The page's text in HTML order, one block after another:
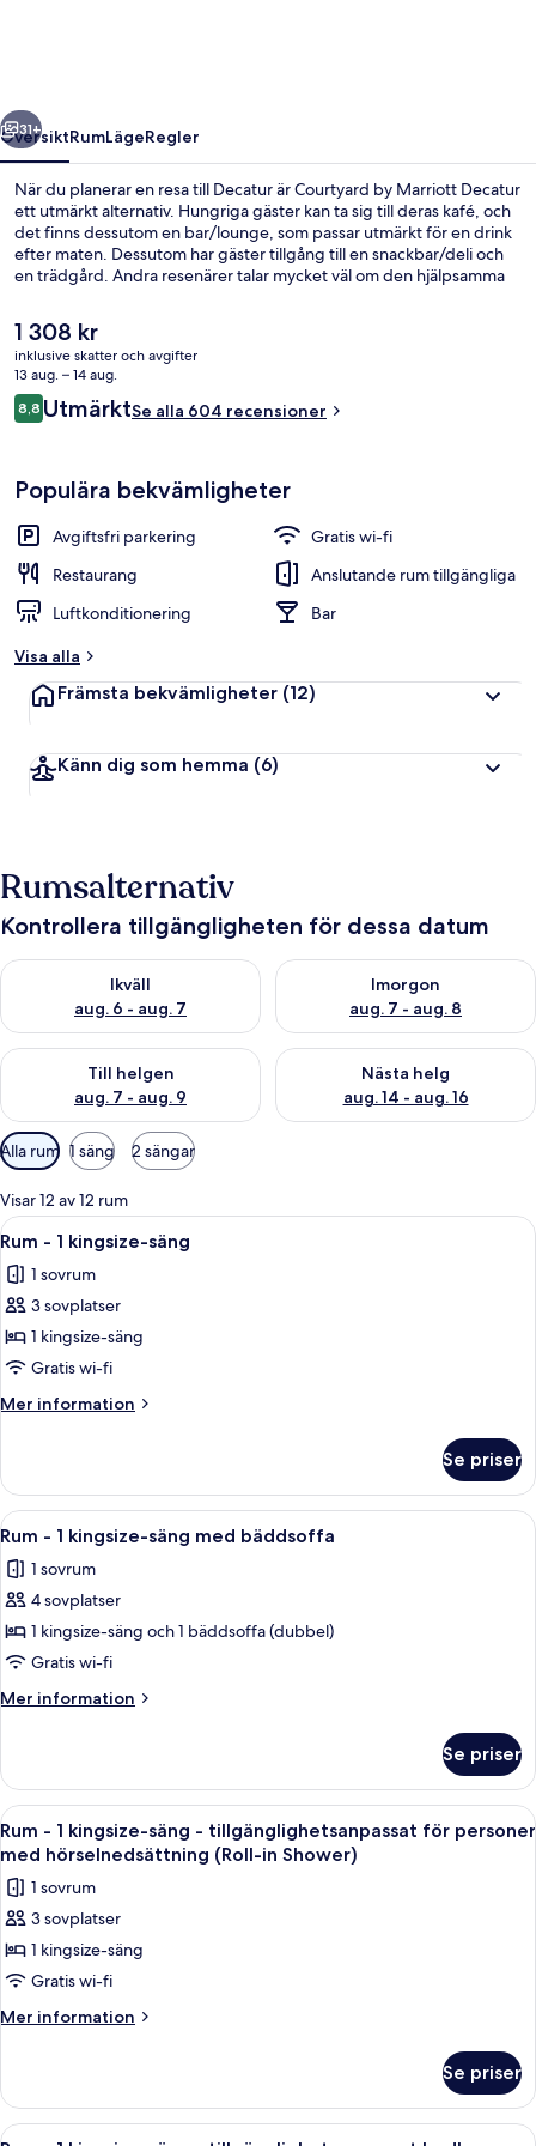
Nästa
31+
ÖversiktRumLägeRegler
När du planerar en resa till Decatur är Courtyard by Marriott Decatur
ett utmärkt alternativ. Hungriga gäster kan ta sig till deras kafé, och
det finns dessutom en bar/lounge, som passar utmärkt för en drink
efter maten. Dessutom har gäster tillgång till en snackbar/deli och
en trädgård. Andra resenärer talar mycket väl om den hjälpsamma
Det
nuvarande
priset
är
1 308 kr
1 308 kr
inklusive skatter och avgifter
13 aug. – 14 aug.
Recensioner
8,88,8 av 10,
UtmärktSe alla 604 recensioner
Populära bekvämligheter
Avgiftsfri parkering
Gratis wi-fi
Restaurang
Anslutande rum tillgängliga
Luftkonditionering
Bar
Visa alla
Främsta bekvämligheter (12)
Känn dig som hemma (6)
Rumsalternativ
Kontrollera tillgängligheten för dessa datum
Ikväll
aug. 6 - aug. 7
Kontrollera tillgängligheten för ikväll aug. 6 - aug. 7
Imorgon
aug. 7 - aug. 8
Kontrollera tillgängligheten
Till helgen
aug. 7 - aug. 9
Kontrollera tillgängligheten för den här helgen aug. 7 - aug. 9
Nästa helg
aug. 14 - aug. 16
Kontrollera tillgängligheten
Tillgängliga
filter
för
rum
Alla rum 1 säng 2 sängar
Visar 12 av 12 rum
Öppna
alla
foton
för
Rum
-
1
kingsize-
Ett hotellrum med en stor säng, en
6
Rum - 1 kingsize-säng
1 sovrum
3 sovplatser
1 kingsize-säng
Gratis wi-fi
Mer information
Mer
-
kingsize-
Se priser
Öppna
alla
foton
för
Rum
-
1
kingsize-
med
bäddsoffa
Ett hotellrum med en stor säng, en
6
Rum - 1 kingsize-säng med bäddsoffa
1 sovrum
4 sovplatser
1 kingsize-säng och 1 bäddsoffa (dubbel)
Gratis wi-fi
Mer information
Mer
-
kingsize-
säng
bäddsoffa
Se priser
Öppna
alla
foton
för
Rum
-
1
kingsize-
tillgänglighetsanpassat
för
Ett hotellrum med en stor säng, en
6
Rum - 1 kingsize-säng - tillgänglighetsanpassat för personer
med hörselnedsättning (Roll-in Shower)
1 sovrum
3 sovplatser
1 kingsize-säng
Gratis wi-fi
Mer information
Mer
-
Se priser
Öppna
Ett hotellrum med en stor säng, en